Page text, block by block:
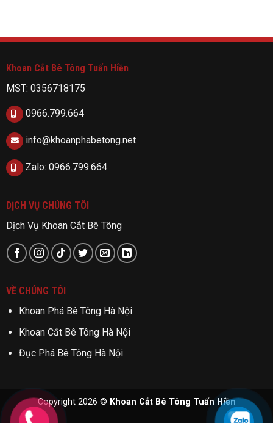
Khoan Cắt Bê Tông Tuấn Hiền
MST: 0356718175
0966.799.664
info@khoanphabetong.net
Zalo: 0966.799.664
DỊCH VỤ CHÚNG TÔI
Dịch Vụ Khoan Cắt Bê Tông
VỀ CHÚNG TÔI
Khoan Phá Bê Tông Hà Nội
Khoan Cắt Bê Tông Hà Nội
Đục Phá Bê Tông Hà Nội
Copyright 2026 © Khoan Cắt Bê Tông Tuấn Hiền